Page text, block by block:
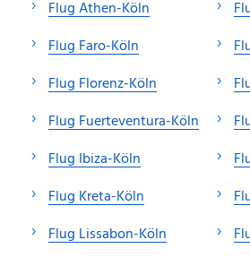
Flug Athen-Köln
Flug Faro-Köln
Flug Florenz-Köln
Flug Fuerteventura-Köln
Flug Ibiza-Köln
Flug Kreta-Köln
Flug Lissabon-Köln